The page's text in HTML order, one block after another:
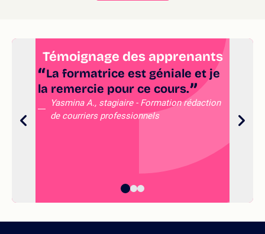
Témoignage des apprenants
La formatrice est géniale et je
la remercie pour ce cours.
Yasmina A., stagiaire - Formation rédaction
de courriers professionnels